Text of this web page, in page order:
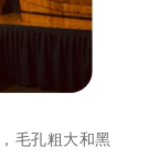
毛孔粗大和黑